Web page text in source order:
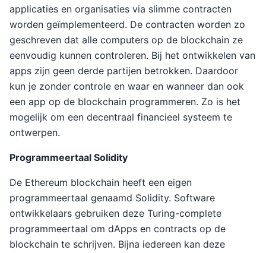
applicaties en organisaties via slimme contracten
worden geïmplementeerd. De contracten worden zo
geschreven dat alle computers op de blockchain ze
eenvoudig kunnen controleren. Bij het ontwikkelen van
apps zijn geen derde partijen betrokken. Daardoor
kun je zonder controle en waar en wanneer dan ook
een app op de blockchain programmeren. Zo is het
mogelijk om een decentraal financieel systeem te
ontwerpen.
Programmeertaal Solidity
De Ethereum blockchain heeft een eigen
programmeertaal genaamd Solidity. Software
ontwikkelaars gebruiken deze Turing-complete
programmeertaal om dApps en contracts op de
blockchain te schrijven. Bijna iedereen kan deze